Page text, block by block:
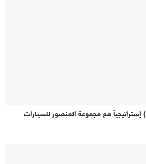
هل ستتشارك شركة (BYD) إستراتيجياً مع مجموعة المنصور للسيارات